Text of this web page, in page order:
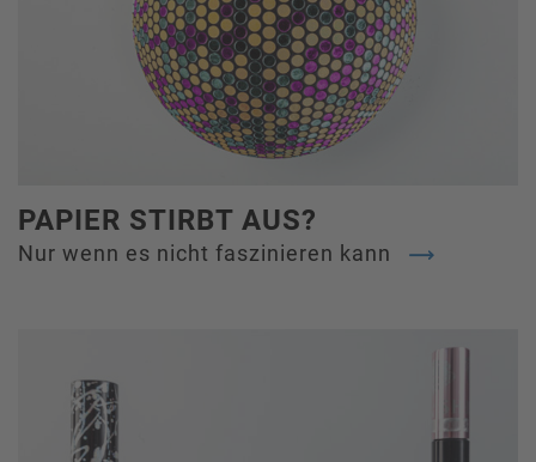
PAPIER STIRBT AUS?
Nur wenn es nicht faszinieren kann